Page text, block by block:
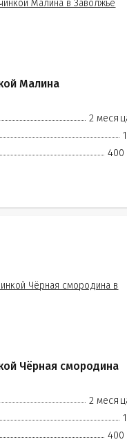
Малина
2
400
Чёрная смородина
2
400